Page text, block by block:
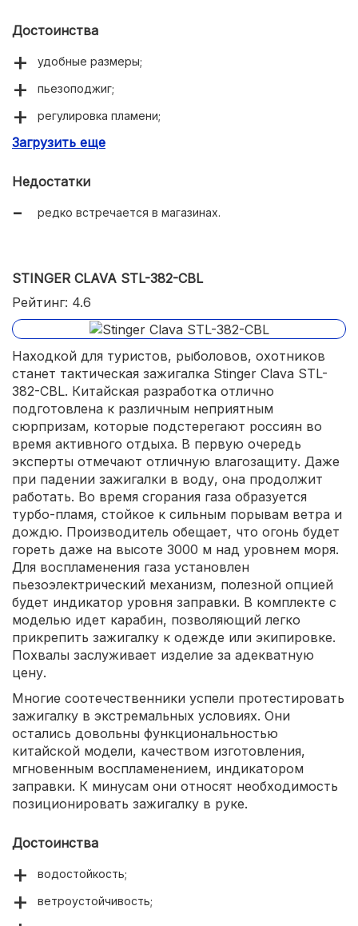
Достоинства
удобные размеры;
пьезоподжиг;
регулировка пламени;
ветроустойчивость.
Загрузить еще
Недостатки
редко встречается в магазинах.
STINGER CLAVA STL-382-CBL
Рейтинг: 4.6
Находкой для туристов, рыболовов, охотников
станет тактическая зажигалка Stinger Clava STL-
382-CBL. Китайская разработка отлично
подготовлена к различным неприятным
сюрпризам, которые подстерегают россиян во
время активного отдыха. В первую очередь
эксперты отмечают отличную влагозащиту. Даже
при падении зажигалки в воду, она продолжит
работать. Во время сгорания газа образуется
турбо-пламя, стойкое к сильным порывам ветра и
дождю. Производитель обещает, что огонь будет
гореть даже на высоте 3000 м над уровнем моря.
Для воспламенения газа установлен
пьезоэлектрический механизм, полезной опцией
будет индикатор уровня заправки. В комплекте с
моделью идет карабин, позволяющий легко
прикрепить зажигалку к одежде или экипировке.
Похвалы заслуживает изделие за адекватную
цену.
Многие соотечественники успели протестировать
зажигалку в экстремальных условиях. Они
остались довольны функциональностью
китайской модели, качеством изготовления,
мгновенным воспламенением, индикатором
заправки. К минусам они относят необходимость
позиционировать зажигалку в руке.
Достоинства
водостойкость;
ветроустойчивость;